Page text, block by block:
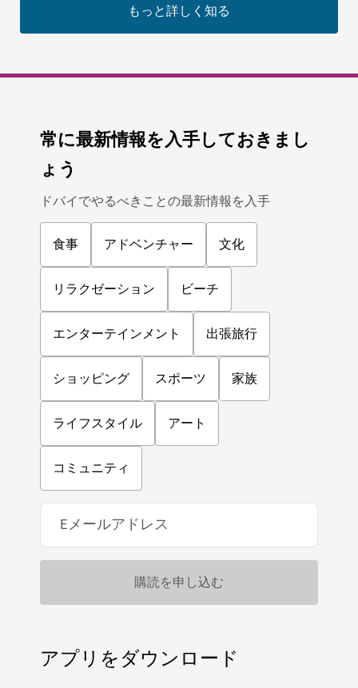
もっと詳しく知る
常に最新情報を入手しておきまし
ょう
ドバイでやるべきことの最新情報を入手
食事 アドベンチャー 文化
リラクゼーション ビーチ
エンターテインメント 出張旅行
ショッピング スポーツ 家族
ライフスタイル アート
コミュニティ
アプリをダウンロード